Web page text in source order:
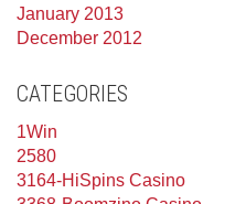
January 2013
December 2012
CATEGORIES
1Win
2580
3164-HiSpins Casino